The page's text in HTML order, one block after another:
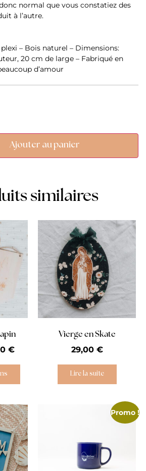
normal que vous constatiez des
à l’autre.
– Bois naturel – Dimensions:
20 cm de large – Fabriqué en
d’amour
Ajouter au panier
similaires
€
Vierge en Skate
29,00 €
Lire la suite
Promo !